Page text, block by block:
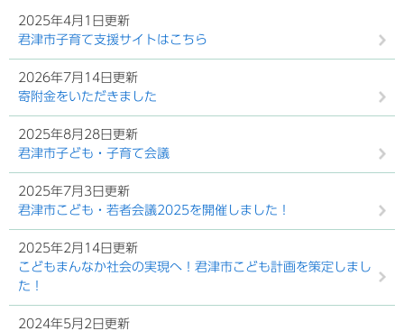
2025年4月1日更新
君津市子育て支援サイトはこちら
2026年7月14日更新
寄附金をいただきました
2025年8月28日更新
君津市子ども・子育て会議
2025年7月3日更新
君津市こども・若者会議2025を開催しました！
2025年2月14日更新
こどもまんなか社会の実現へ！君津市こども計画を策定しまし
た！
2024年5月2日更新